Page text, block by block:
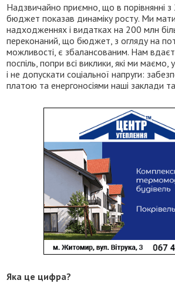
Надзвичайно приємно, що в порівнянні
бюджет показав динаміку росту. Ми
надходженнях і видатках на 200 млн
переконаний, що бюджет, з огляду на
можливості, є збалансованим. Нам
поспіль, попри всі виклики, які ми маємо,
і не допускати соціальної напруги:
платою та енергоносіями наші заклади та
Яка це цифра?